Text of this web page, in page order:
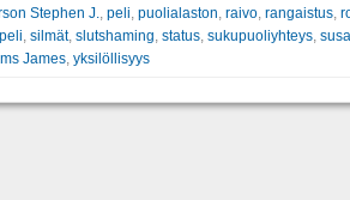
Stephen J.
peli puolialaston raivo, rangaistus,
silmät, slutshaming status, sukupuoliyhteys,
James, yksilöllisyys